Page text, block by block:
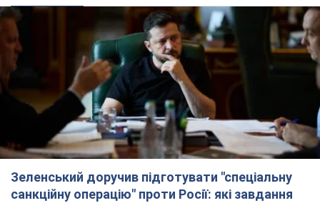
Зеленський доручив підготувати "спеціальну
санкційну операцію" проти Росії: які завдання